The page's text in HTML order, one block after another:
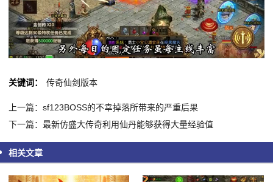
关键词： 传奇仙剑版本
上一篇：sf123BOSS的不幸掉落所带来的严重后果
下一篇：最新仿盛大传奇利用仙丹能够获得大量经验值
相关文章